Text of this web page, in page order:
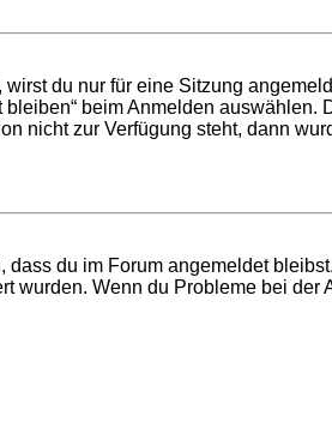
du nur für eine Sitzung
beim Anmelden
nicht zur Verfügung steht, dann
du im Forum angemeldet
wurden. Wenn du Probleme bei